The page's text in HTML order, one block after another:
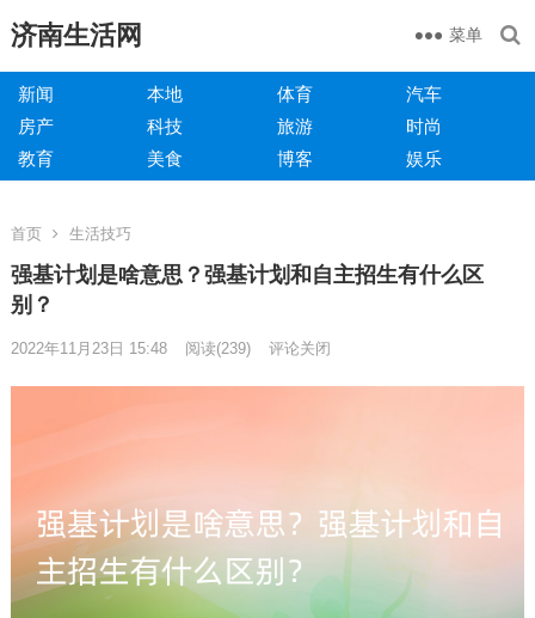
济南生活网 菜单
新闻 本地 体育
汽车
房产
科技 旅游
时尚
教育
美食 博客 娱乐
首页 生活技巧
强基计划是啥意思？强基计划和自主招生有什么区
别？
2022年11月23日 15:48 阅读(239) 评论关闭